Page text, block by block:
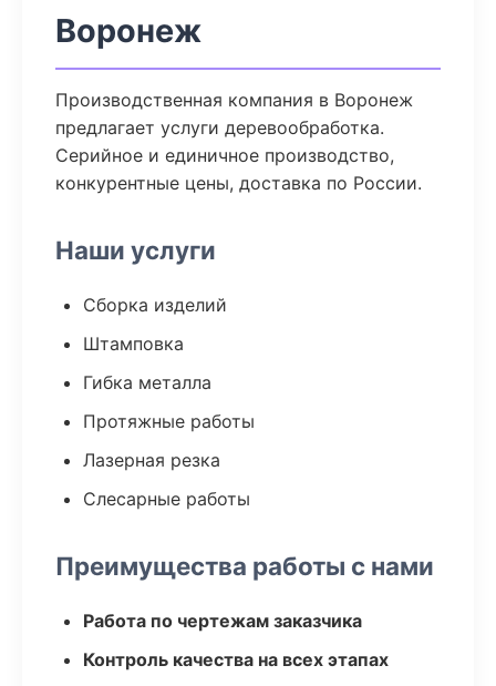
Воронеж
Производственная компания в Воронеж
предлагает услуги деревообработка.
Серийное и единичное производство,
конкурентные цены, доставка по России.
Наши услуги
Сборка изделий
Штамповка
Гибка металла
Протяжные работы
Лазерная резка
Слесарные работы
Преимущества работы с нами
Работа по чертежам заказчика
Контроль качества на всех этапах